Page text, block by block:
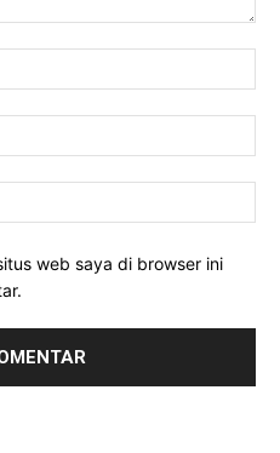
web saya di browser ini